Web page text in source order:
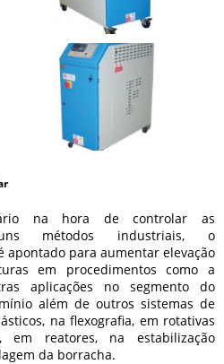
na hora de controlar as
métodos industriais, o
apontado para aumentar elevação
em procedimentos como a
aplicações no segmento do
além de outros sistemas de
na flexografia, em rotativas
em reatores, na estabilização
da borracha.